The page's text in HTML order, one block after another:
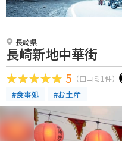
長崎県
長崎新地中華街
5 （口コミ1件）
#食事処 #お土産